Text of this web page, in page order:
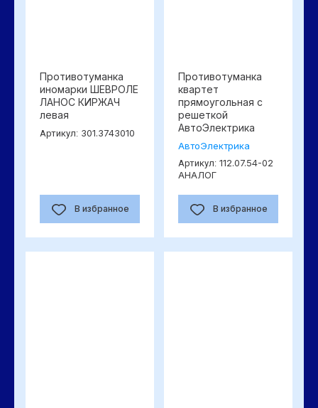
Противотуманка
иномарки ШЕВРОЛЕ
ЛАНОС КИРЖАЧ
левая
Артикул: 301.3743010
В избранное
Противотуманка
квартет
прямоугольная с
решеткой
АвтоЭлектрика
АвтоЭлектрика
Артикул: 112.07.54-02
АНАЛОГ
В избранное